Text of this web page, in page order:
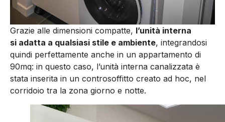
Grazie alle dimensioni compatte, l’unità interna
si adatta a qualsiasi stile e ambiente, integrandosi
quindi perfettamente anche in un appartamento di
90mq: in questo caso, l’unità interna canalizzata è
stata inserita in un controsoffitto creato ad hoc, nel
corridoio tra la zona giorno e notte.